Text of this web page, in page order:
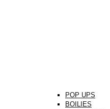
POP UPS
BOILIES